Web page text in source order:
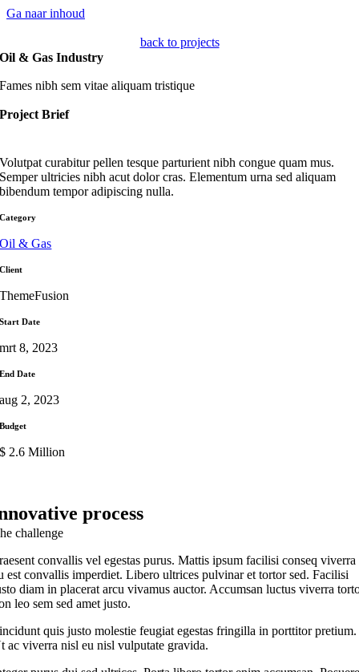
Ga naar inhoud
back to projects
Oil & Gas Industry
Fames nibh sem vitae aliquam tristique
Project Brief
Volutpat curabitur pellen tesque parturient nibh congue quam mus.
Semper ultricies nibh acut dolor cras. Elementum urna sed aliquam
bibendum tempor adipiscing nulla.
Category
Oil & Gas
Client
ThemeFusion
Start Date
mrt 8, 2023
End Date
aug 2, 2023
Budget
$ 2.6 Million
process
challenge
convallis vel egestas purus. Mattis ipsum facilisi conseq viverra
est convallis imperdiet. Libero ultrices pulvinar et tortor sed. Facilisi
diam in placerat arcu vivamus auctor. Accumsan luctus viverra
leo sem sed amet justo.
quis justo molestie feugiat egestas fringilla in porttitor pretium.
ac viverra nisl eu nisl vulputate gravida.